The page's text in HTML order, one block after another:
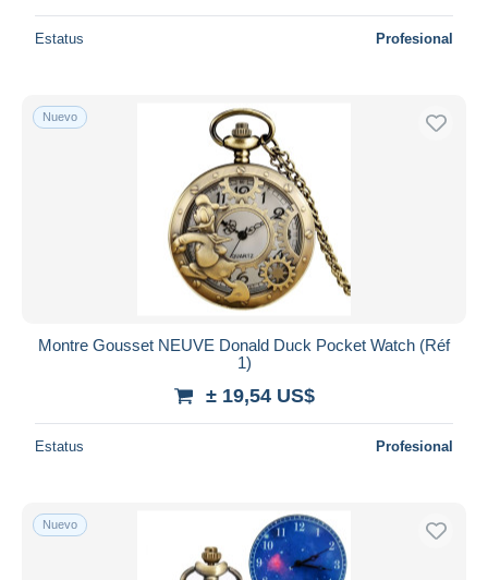
Estatus Profesional
Nuevo
Montre Gousset NEUVE Donald Duck Pocket Watch (Réf
1)
± 19,54 US$
Estatus Profesional
Nuevo